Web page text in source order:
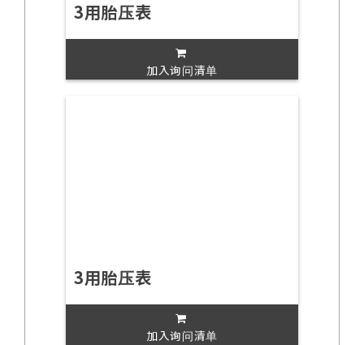
3用胎压表
加入询问清单
3用胎压表
加入询问清单